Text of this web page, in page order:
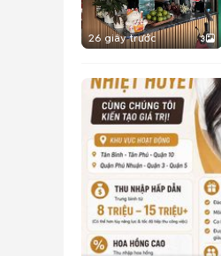
26 giây trước 3